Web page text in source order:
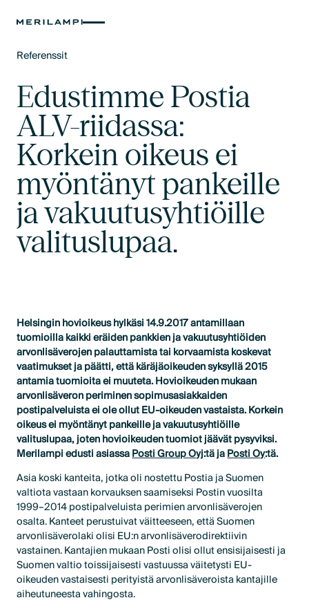
Referenssit
Edustimme Postia
ALV-riidassa:
Korkein oikeus ei
myöntänyt pankeille
ja vakuutusyhtiöille
valituslupaa.
Helsingin hovioikeus hylkäsi 14.9.2017 antamillaan
tuomioilla kaikki eräiden pankkien ja vakuutusyhtiöiden
arvonlisäverojen palauttamista tai korvaamista koskevat
vaatimukset ja päätti, että käräjäoikeuden syksyllä 2015
antamia tuomioita ei muuteta. Hovioikeuden mukaan
arvonlisäveron periminen sopimusasiakkaiden
postipalveluista ei ole ollut EU-oikeuden vastaista. Korkein
oikeus ei myöntänyt pankeille ja vakuutusyhtiöille
valituslupaa, joten hovioikeuden tuomiot jäävät pysyviksi.
Merilampi edusti asiassaPosti Group Oyj:tä jaPosti Oy:tä.
Asia koski kanteita, jotka oli nostettu Postia ja Suomen
valtiota vastaan korvauksen saamiseksi Postin vuosilta
1999–2014 postipalveluista perimien arvonlisäverojen
osalta. Kanteet perustuivat väitteeseen, että Suomen
arvonlisäverolaki olisi EU:n arvonlisäverodirektiivin
vastainen. Kantajien mukaan Posti olisi ollut ensisijaisesti ja
Suomen valtio toissijaisesti vastuussa väitetysti EU-
oikeuden vastaisesti perityistä arvonlisäveroista kantajille
aiheutuneesta vahingosta.